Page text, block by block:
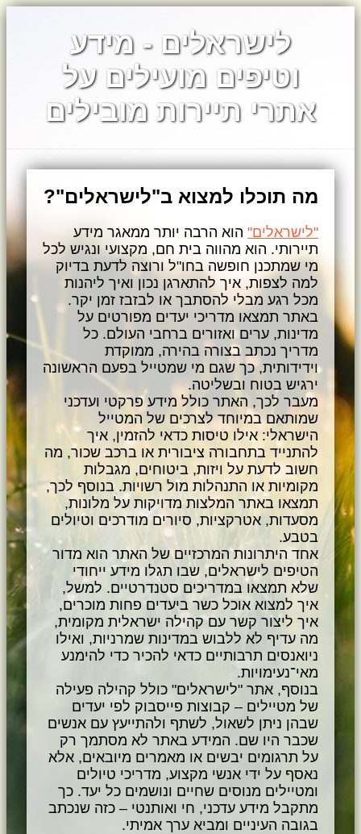
לישראלים - מידע
וטיפים מועילים על
אתרי תיירות מובילים
מה תוכלו למצוא ב"לישראלים"?
"לישראלים" הוא הרבה יותר ממאגר מידע
תיירותי. הוא מהווה בית חם, מקצועי ונגיש לכל
מי שמתכנן חופשה בחו"ל ורוצה לדעת בדיוק
למה לצפות, איך להתארגן נכון ואיך ליהנות
מכל רגע מבלי להסתבך או לבזבז זמן יקר.
באתר תמצאו מדריכי יעדים מפורטים על
מדינות, ערים ואזורים ברחבי העולם. כל
מדריך נכתב בצורה בהירה, ממוקדת
וידידותית, כך שגם מי שמטייל בפעם הראשונה
ירגיש בטוח ובשליטה.
מעבר לכך, האתר כולל מידע פרקטי ועדכני
שמותאם במיוחד לצרכים של המטייל
הישראלי: אילו טיסות כדאי להזמין, איך
להתנייד בתחבורה ציבורית או ברכב שכור, מה
חשוב לדעת על ויזות, ביטוחים, מגבלות
מקומיות או התנהלות מול רשויות. בנוסף לכך,
תמצאו באתר המלצות מדויקות על מלונות,
מסעדות, אטרקציות, סיורים מודרכים וטיולים
בטבע.
אחד היתרונות המרכזיים של האתר הוא מדור
הטיפים לישראלים, שבו תגלו מידע ייחודי
שלא תמצאו במדריכים סטנדרטיים. למשל,
איך למצוא אוכל כשר ביעדים פחות מוכרים,
איך ליצור קשר עם קהילה ישראלית מקומית,
מה עדיף לא ללבוש במדינות שמרניות, ואילו
ניואנסים תרבותיים כדאי להכיר כדי להימנע
מאי־נעימויות.
בנוסף, אתר "לישראלים" כולל קהילה פעילה
של מטיילים – קבוצות פייסבוק לפי יעדים
שבהן ניתן לשאול, לשתף ולהתייעץ עם אנשים
שכבר היו שם. המידע באתר לא מסתמך רק
על תרגומים יבשים או מאמרים מיובאים, אלא
נאסף על ידי אנשי מקצוע, מדריכי טיולים
ומטיילים מנוסים שחיים ונושמים כל יעד. כך
מתקבל מידע עדכני, חי ואותנטי – כזה שנכתב
בגובה העיניים ומביא ערך אמיתי.